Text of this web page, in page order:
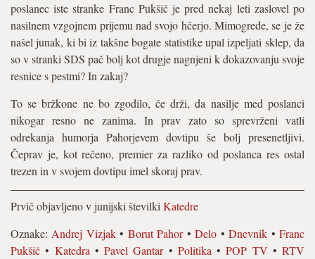
poslanec iste stranke Franc Pukšič je pred nekaj leti zaslovel po
nasilnem vzgojnem prijemu nad svojo hčerjo. Mimogrede, se je že
našel junak, ki bi iz takšne bogate statistike upal izpeljati sklep, da
so v stranki SDS pač bolj kot drugje nagnjeni k dokazovanju svoje
resnice s pestmi? In zakaj?
To se bržkone ne bo zgodilo, če drži, da nasilje med poslanci
nikogar resno ne zanima. In prav zato so sprevrženi vatli
odrekanja humorja Pahorjevem dovtipu še bolj presenetljivi.
Čeprav je, kot rečeno, premier za razliko od poslanca res ostal
trezen in v svojem dovtipu imel skoraj prav.
Prvič objavljeno v junijski številki Katedre
Oznake: Andrej Vizjak• Borut Pahor•Delo •Dnevnik •Franc
Pukšič • Katedra • Pavel Gantar• Politika •POP TV • RTV